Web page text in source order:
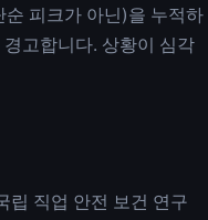
피크가 아닌)을 누적하
고합니다. 상황이 심각
립 직업 안전 보건 연구